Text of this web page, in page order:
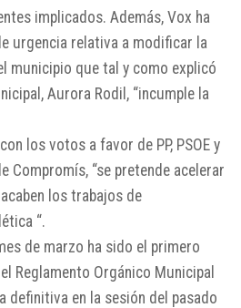
implicados. Además, Vox ha
urgencia relativa a modificar la
municipio que tal y como explicó
Aurora Rodil, “incumple la
los votos a favor de PP, PSOE y
Compromís, “se pretende acelerar
los trabajos de
“.
de marzo ha sido el primero
Reglamento Orgánico Municipal
definitiva en la sesión del pasado